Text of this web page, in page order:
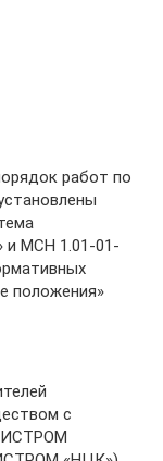
работ по
и МСН 1.01-01-
положения»
с